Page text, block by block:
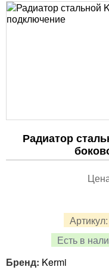
Радиатор
Артикул:
Есть в
Бренд: Kermi